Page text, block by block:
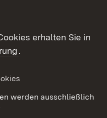
erhalten Sie in
.
werden ausschließlich